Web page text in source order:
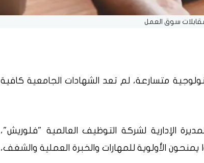
سوق العمل
متسارعة، لم تعد الشهادات الجامعية كافية
الإدارية لشركة التوظيف العالمية "فلوريش"،
الأولوية للمهارات والخبرة العملية والشغف،